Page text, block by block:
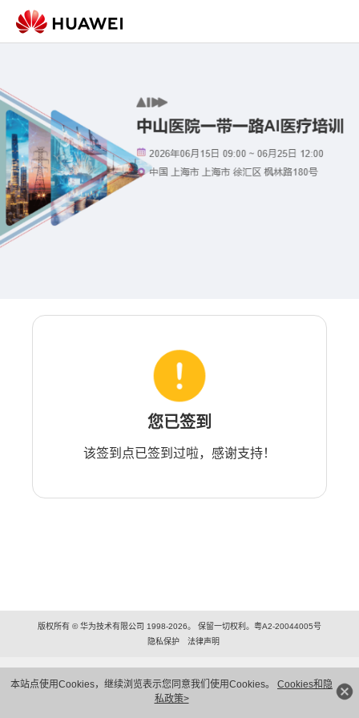
本站点使用Cookies，继续浏览表示您同意我们使用Cookies。 Cookies和隐
私政策>
您已签到
该签到点已签到过啦，感谢支持！
版权所有 © 华为技术有限公司 1998-2026。 保留一切权利。粤A2-20044005号
隐私保护
法律声明